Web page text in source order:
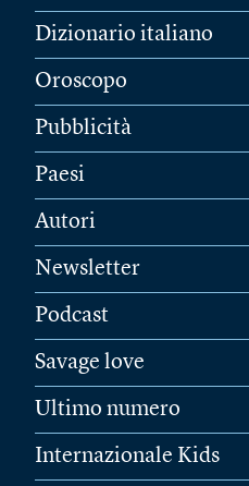
Dizionario italiano
Oroscopo
Pubblicità
Paesi
Autori
Newsletter
Podcast
Savage love
Ultimo numero
Internazionale Kids